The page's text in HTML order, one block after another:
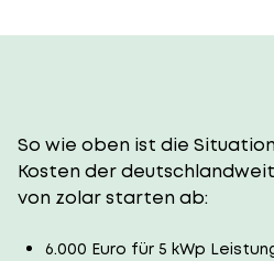
So wie oben ist die
Kosten der
von zolar starten ab:
6.000 Euro für 5 kWp